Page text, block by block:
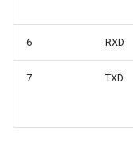
6 RXD
7 TXD